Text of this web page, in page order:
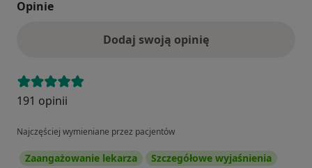
Opinie
Dodaj swoją opinię
191 opinii
Najczęściej wymieniane przez pacjentów
Zaangażowanie lekarza
Szczegółowe wyjaśnienia